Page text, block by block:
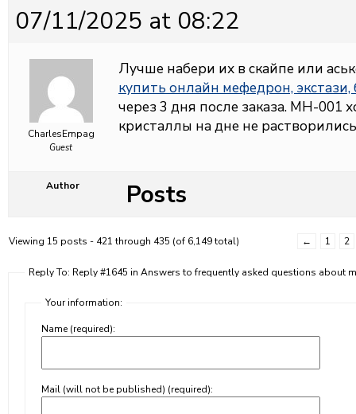
07/11/2025 at 08:22
CharlesEmpag
Guest
Лучше набери их в скайпе или
купить онлайн мефедрон,
через 3 дня после заказа. МН-001
кристаллы на дне не
Author Posts
Viewing 15 posts - 421 through 435 (of 6,149 total) ← 1 2
Reply To: Reply #1645 in Answers to frequently asked questions about
Your information:
Name (required):
Mail (will not be published) (required):